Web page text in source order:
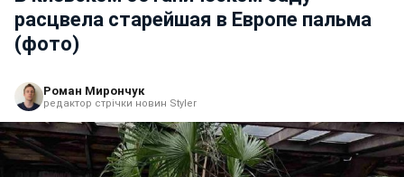
расцвела старейшая в Европе пальма
(фото)
Роман Мирончук
редактор стрічки новин Styler